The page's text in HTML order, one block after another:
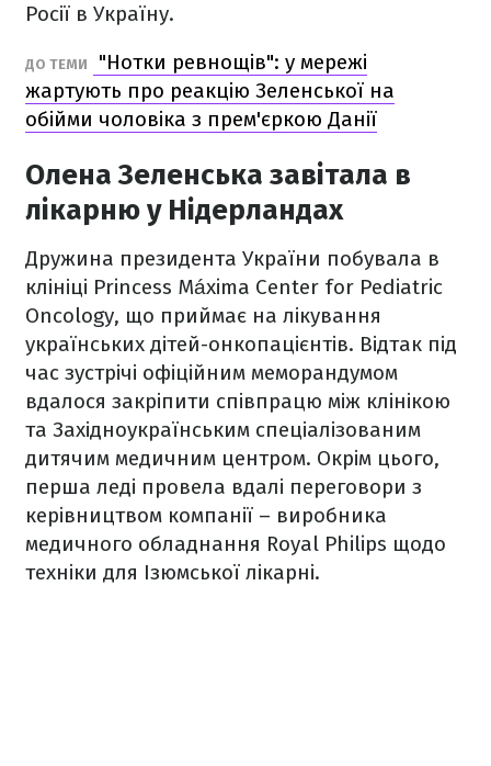
Росії в Україну.
ДО ТЕМИ
"Нотки ревнощів": у мережі
жартують про реакцію Зеленської на
обійми чоловіка з прем'єркою Данії
Олена Зеленська завітала в
лікарню у Нідерландах
Дружина президента України побувала в
клініці Princess Máxima Center for Pediatric
Oncology, що приймає на лікування
українських дітей-онкопацієнтів. Відтак під
час зустрічі офіційним меморандумом
вдалося закріпити співпрацю між клінікою
та Західноукраїнським спеціалізованим
дитячим медичним центром. Окрім цього,
перша леді провела вдалі переговори з
керівництвом компанії – виробника
медичного обладнання Royal Philips щодо
техніки для Ізюмської лікарні.